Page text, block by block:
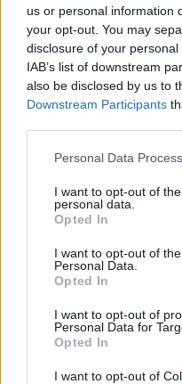
us or personal information
your opt-out. You may
disclosure of your
IAB’s list of downstream
also be disclosed by us to
Downstream Participants
Please note that this
not limited to your visit or
grant or deny consent to
use your data for below
consent section.
Personal Data
I want to opt-out of
personal data.
Opted In
I want to opt-out of
Personal Data.
Opted In
I want to opt-out of
Personal Data for
Opted In
I want to opt-out of
2025. november. 11. 12:21
Harmadik hónapja 4,3
BRINGALÁMPÁT,
HÉTVÉGI GYŐRI
2025. november. 06. 14:04
A Márton-nap közeledtével
előadások és még egy
MÚZEUMBAN
2025. október. 07. 09:23
2026-BAN
IDÉNRE ÍGÉRT
Elemzők szerint 2,8
kockázatok továbbra is